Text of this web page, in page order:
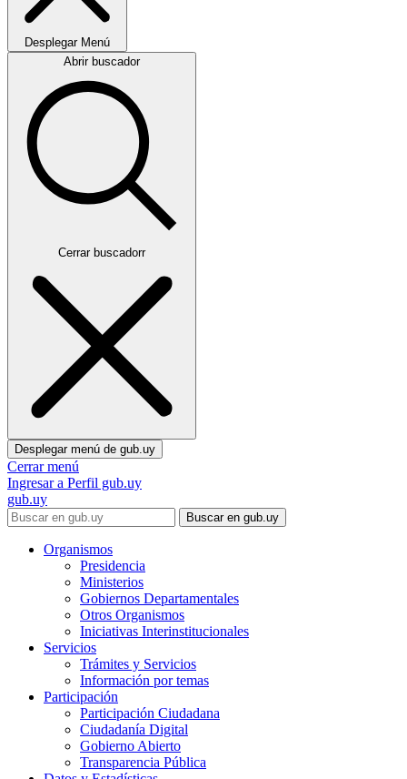
Desplegar Menú
Abrir buscador
Cerrar buscadorr
Desplegar menú de gub.uy
Cerrar menú
Ingresar a Perfil gub.uy
gub.uy
Buscar en gub.uy
Organismos
Presidencia
Ministerios
Gobiernos Departamentales
Otros Organismos
Iniciativas Interinstitucionales
Servicios
Trámites y Servicios
Información por temas
Participación
Participación Ciudadana
Ciudadanía Digital
Gobierno Abierto
Transparencia Pública